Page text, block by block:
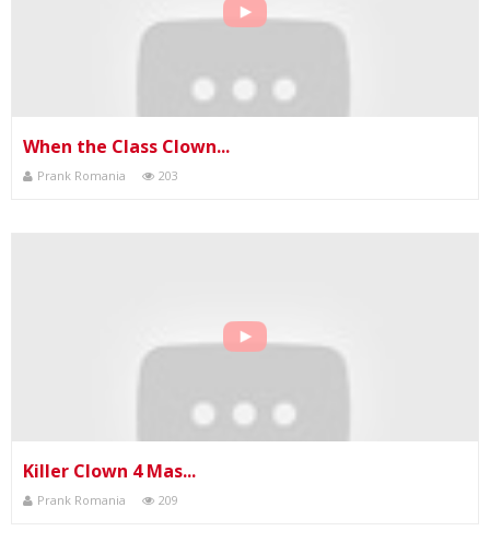
When the Class Clown...
Prank Romania 203
Killer Clown 4 Mas...
Prank Romania 209